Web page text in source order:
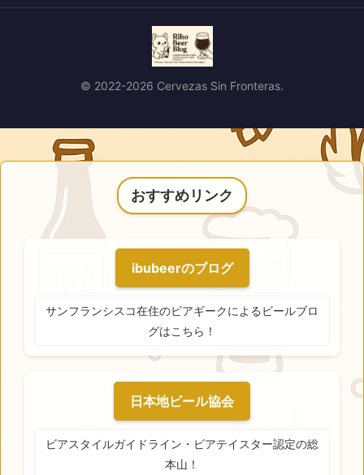
© 2022-2026 Cervezas Sin Fronteras.
おすすめリンク
ibubeerのブログ
サンフランシスコ在住のビアギークによるビールブロ
グはこちら！
日本地ビール協会
ビアスタイルガイドライン・ビアテイスター認定の総
本山！